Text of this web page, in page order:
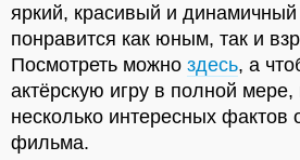
яркий, красивый и
понравится как юным, так и
Посмотреть можно здесь, а
актёрскую игру в полной мере,
несколько интересных фактов
фильма.